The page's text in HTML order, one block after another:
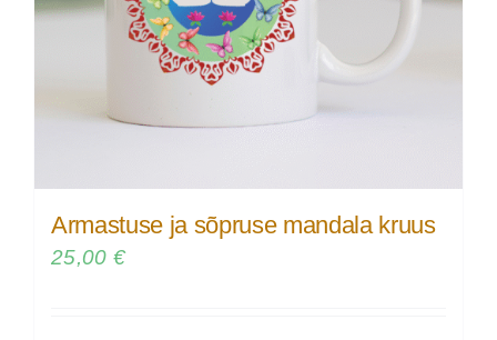
Armastuse ja sõpruse mandala kruus
25,00 €